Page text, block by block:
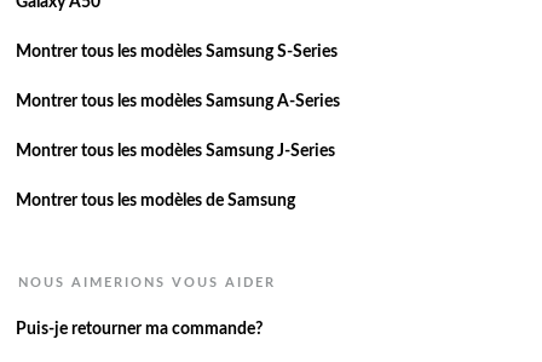
Montrer tous les modèles Samsung S-Series
Montrer tous les modèles Samsung A-Series
Montrer tous les modèles Samsung J-Series
Montrer tous les modèles de Samsung
NOUS AIMERIONS VOUS AIDER
Puis-je retourner ma commande?